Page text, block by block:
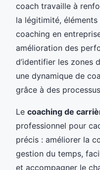
coach travaille à
la légitimité,
coaching en
amélioration des
d’identifier les zones
une dynamique de
grâce à des
Le coaching de
professionnel pour
précis : améliorer la
gestion du temps,
et accompagner le